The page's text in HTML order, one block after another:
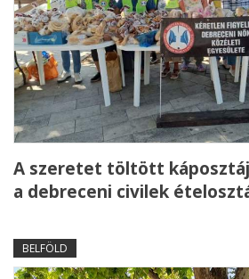
A szeretet töltött
a debreceni civilek
BELFÖLD